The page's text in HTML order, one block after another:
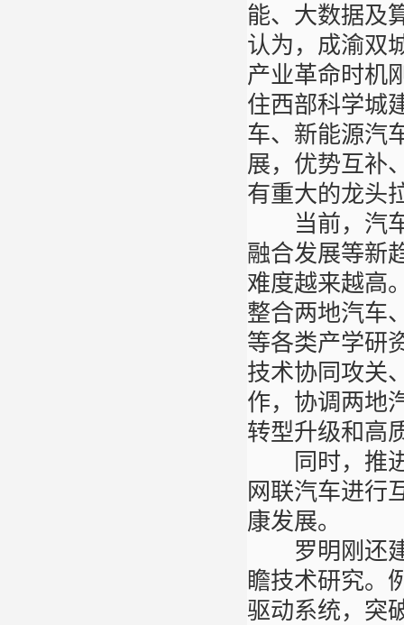
能、大数据及
认为，成渝双
产业革命时机
住西部科学城
车、新能源汽
展，优势互补
有重大的龙头
当前，汽车
融合发展等新
难度越来越高
整合两地汽车
等各类产学研
技术协同攻关
作，协调两地
转型升级和高
同时，推进
网联汽车进行
康发展。
罗明刚还建
瞻技术研究。
驱动系统，突